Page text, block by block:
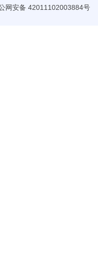
网安备 42011102003884号